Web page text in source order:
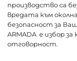
производство са
вредата към
безопасност за
ARMADA е избор
отговорност.